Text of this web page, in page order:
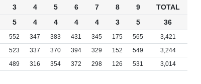
3 4 5 6 7 8 9
TOTAL
5 4 4 4 4 3 5 36
552 347 383 431 345 175 565
3,421
523 337 370 394 329 152 549
3,244
489 316 354 372 298 126 531 3,014